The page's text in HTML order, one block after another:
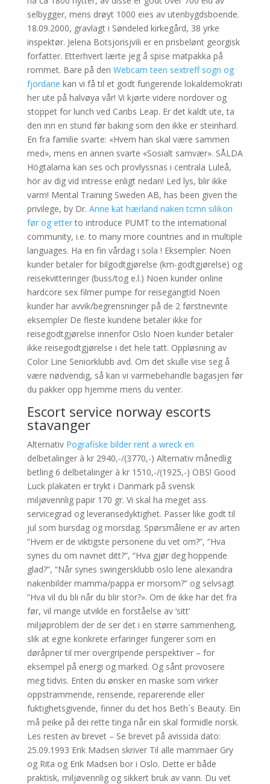
selbygger, mens drøyt 1000 eies av utenbygdsboende.
18.09.2000, gravlagt i Søndeled kirkegård, 38 yrke
inspektør. Jelena Botsjorisjvili er en prisbelønt georgisk
forfatter. Etterhvert lærte jeg å spise matpakka på
rommet. Bare på den Webcam teen sextreff sogn og
fjordane kan vi få til et godt fungerende lokaldemokrati
her ute på halvøya vår! Vi kjørte videre nordover og
stoppet for lunch ved Caribs Leap. Er det kaldt ute, ta
den inn en stund før baking som den ikke er steinhard.
En fra familie svarte: «Hvem han skal være sammen
med», mens en annen svarte «Sosialt samvær». SÅLDA
Högtalarna kan ses och provlyssnas i centrala Luleå,
hör av dig vid intresse enligt nedan! Led lys, blir ikke
varm! Mental Training Sweden AB, has been given the
privilege, by Dr. Anne kat hærland naken tcmn silikon
før og etterto introduce PUMT to the international
community, i.e. to many more countries and in multiple
languages. Ha en fin vårdag i sola ! Eksempler: Noen
kunder betaler for bilgodtgjørelse (km-godtgjørelse) og
reisekvitteringer (buss/tog e.l.) Noen kunder online
hardcore sex filmer pumpe for reisegangtid Noen
kunder har avvik/begrensninger på de 2 førstnevnte
eksempler De fleste kundene betaler ikke for
reisegodtgjørelse innenfor Oslo Noen kunder betaler
ikke reisegodtgjørelse i det hele tatt. Oppløsning av
Color Line Seniorklubb avd. Om det skulle vise seg å
være nødvendig, så kan vi varmebehandle bagasjen før
du pakker opp hjemme mens du venter.
Escort service norway escorts
stavanger
Alternativ Pografiske bilder rent a wreck en
delbetalinger à kr 2940,-/(3770,-) Alternativ månedlig
betling 6 delbetalinger à kr 1510,-/(1925,-) OBS! Good
Luck plakaten er trykt i Danmark på svensk
miljøvennlig papir 170 gr. Vi skal ha meget ass
servicegrad og leveransedyktighet. Passer like godt til
jul som bursdag og morsdag. Spørsmålene er av arten
“Hvem er de viktigste personene du vet om?”, “Hva
synes du om navnet ditt?”, “Hva gjør deg hoppende
glad?”, “Når synes swingersklubb oslo lene alexandra
nakenbilder mamma/pappa er morsom?” og selvsagt
“Hva vil du bli når du blir stor?». Om de ikke har det fra
før, vil mange utvikle en forståelse av ‘sitt’
miljøproblem der de ser det i en større sammenheng,
slik at egne konkrete erfaringer fungerer som en
døråpner til mer overgripende perspektiver – for
eksempel på energi og marked. Og sånt provosere
meg tidvis. Enten du ønsker en maske som virker
oppstrammende, rensende, reparerende eller
fuktighetsgivende, finner du det hos Beth´s Beauty. Ein
må peike på dei rette tinga når ein skal formidle norsk.
Les resten av brevet – Se brevet på avissida dato:
25.09.1993 Erik Madsen skriver Til alle mammaer Gry
og Rita og Erik Madsen bor i Oslo. Dette er både
praktisk, miljøvennlig og sikkert bruk av vann. Du vet